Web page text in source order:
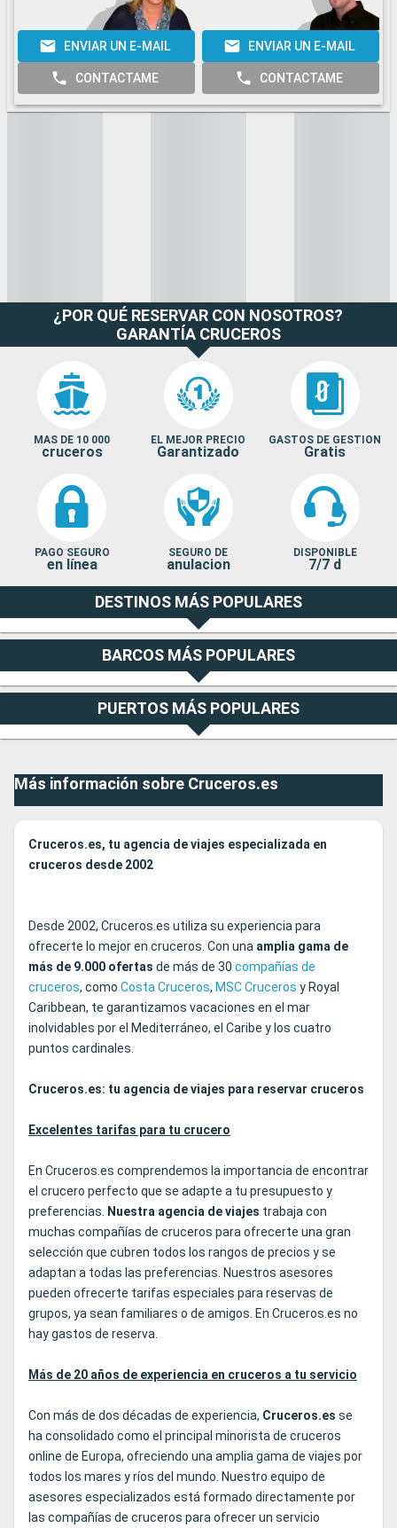
ENVIAR UN E-MAIL
CONTACTAME
ENVIAR UN E-MAIL
CONTACTAME
¿POR QUÉ RESERVAR CON NOSOTROS?
GARANTÍA CRUCEROS
MAS DE 10 000
cruceros
EL MEJOR PRECIO
Garantizado
GASTOS DE GESTION
Gratis
PAGO SEGURO
en línea
SEGURO DE
anulacion
DISPONIBLE
7/7 d
DESTINOS MÁS POPULARES
BARCOS MÁS POPULARES
PUERTOS MÁS POPULARES
Más información sobre Cruceros.es
Cruceros.es, tu agencia de viajes especializada en
cruceros desde 2002
Desde 2002, Cruceros.es utiliza su experiencia para
ofrecerte lo mejor en cruceros. Con una amplia gama de
más de 9.000 ofertas de más de 30 compañías de
cruceros, como Costa Cruceros, MSC Cruceros y Royal
Caribbean, te garantizamos vacaciones en el mar
inolvidables por el Mediterráneo, el Caribe y los cuatro
puntos cardinales.
Cruceros.es: tu agencia de viajes para reservar cruceros
Excelentes tarifas para tu crucero
En Cruceros.es comprendemos la importancia de encontrar
el crucero perfecto que se adapte a tu presupuesto y
preferencias. Nuestra agencia de viajes trabaja con
muchas compañías de cruceros para ofrecerte una gran
selección que cubren todos los rangos de precios y se
adaptan a todas las preferencias. Nuestros asesores
pueden ofrecerte tarifas especiales para reservas de
grupos, ya sean familiares o de amigos. En Cruceros.es no
hay gastos de reserva.
Más de 20 años de experiencia en cruceros a tu servicio
Con más de dos décadas de experiencia, Cruceros.es se
ha consolidado como el principal minorista de cruceros
online de Europa, ofreciendo una amplia gama de viajes por
todos los mares y ríos del mundo. Nuestro equipo de
asesores especializados está formado directamente por
las compañías de cruceros para ofrecer un servicio